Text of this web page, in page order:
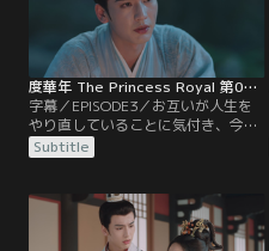
人は、前の人生の復讐をしようと企
むが…。
度華年 The Princess Royal 第03話／字幕
字幕／EPISODE3／お互いが人生を
やり直していることに気付き、今回
の人生では二度と会わないと誓って
別れた李蓉と裴文宣。しかし、公主
蓉の誘拐を企んでいることを察知す
る。裴文宣は李蓉を救出しようと待
ち伏せして楊泉の追っ手を攻撃する
Subtitle